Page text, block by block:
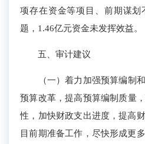
项存在资金等项目、前期谋
题，1.46亿元资金未发挥效益。
五、审计建议
（一）着力加强预算编制
预算改革，提高预算编制质量，
性，加快财政支出进度，提高
目前期准备工作，尽快形成更